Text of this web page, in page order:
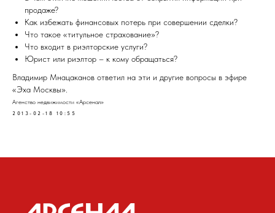
продаже?
Как избежать финансовых потерь при совершении сделки?
Что такое «титульное страхование»?
Что входит в риэлторские услуги?
Юрист или риэлтор – к кому обращаться?
Владимир Мнацаканов ответил на эти и другие вопросы в эфире
«Эха Москвы».
Агенство недвижимости «Арсенал»
2013-02-18 10:55